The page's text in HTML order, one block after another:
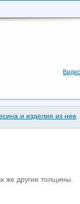
и изделия из нее
же другие толщины.